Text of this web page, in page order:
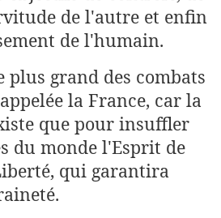
de l'autre et enfin
de l'humain.
plus grand des combats
la France, car la
que pour insuffler
du monde l'Esprit de
qui garantira